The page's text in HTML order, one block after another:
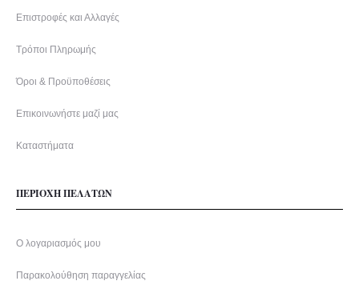
Επιστροφές και Αλλαγές
Τρόποι Πληρωμής
Όροι & Προϋποθέσεις
Επικοινωνήστε μαζί μας
Καταστήματα
ΠΕΡΙΟΧΗ ΠΕΛΑΤΩΝ
Ο λογαριασμός μου
Παρακολούθηση παραγγελίας